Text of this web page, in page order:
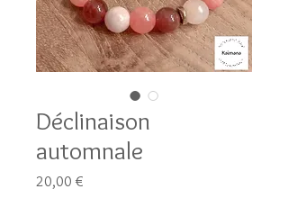
Déclinaison
automnale
20,00 €